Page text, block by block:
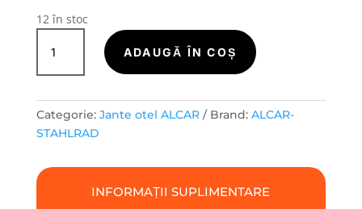
12 în stoc
Cantitate
Janta
tabla
ALCAR
STAHLRAD
STAHLRAD
6.5x16
ADAUGĂ ÎN COȘ
Categorie: Jante otel ALCAR Brand: ALCAR-
STAHLRAD
INFORMAȚII SUPLIMENTARE